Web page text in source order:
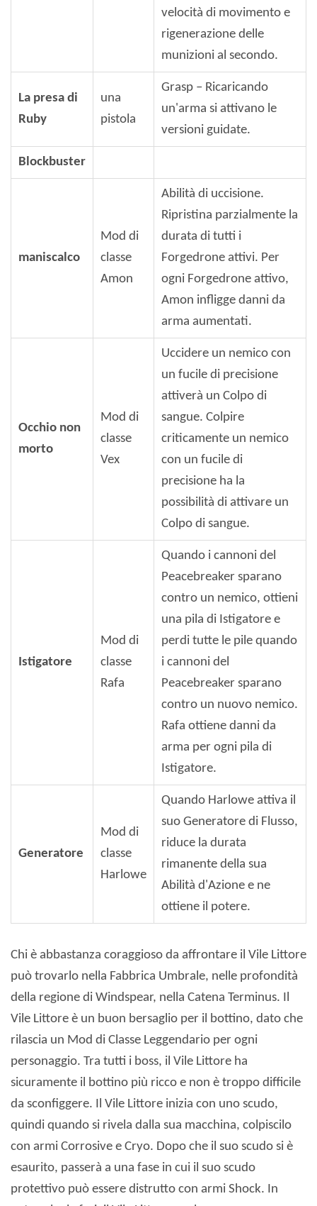
velocità di movimento e
rigenerazione delle
munizioni al secondo.
La presa di
Ruby
una
pistola
Grasp – Ricaricando
un'arma si attivano le
versioni guidate.
Blockbuster
maniscalco
Mod di
classe
Amon
Abilità di uccisione.
Ripristina parzialmente la
durata di tutti i
Forgedrone attivi. Per
ogni Forgedrone attivo,
Amon infligge danni da
arma aumentati.
Occhio non
morto
Mod di
classe
Vex
Uccidere un nemico con
un fucile di precisione
attiverà un Colpo di
sangue. Colpire
criticamente un nemico
con un fucile di
precisione ha la
possibilità di attivare un
Colpo di sangue.
Istigatore
Mod di
classe
Rafa
Quando i cannoni del
Peacebreaker sparano
contro un nemico, ottieni
una pila di Istigatore e
perdi tutte le pile quando
i cannoni del
Peacebreaker sparano
contro un nuovo nemico.
Rafa ottiene danni da
arma per ogni pila di
Istigatore.
Generatore
Mod di
classe
Harlowe
Quando Harlowe attiva il
suo Generatore di Flusso,
riduce la durata
rimanente della sua
Abilità d'Azione e ne
ottiene il potere.
Chi è abbastanza coraggioso da affrontare il Vile Littore
può trovarlo nella Fabbrica Umbrale, nelle profondità
della regione di Windspear, nella Catena Terminus. Il
Vile Littore è un buon bersaglio per il bottino, dato che
rilascia un Mod di Classe Leggendario per ogni
personaggio. Tra tutti i boss, il Vile Littore ha
sicuramente il bottino più ricco e non è troppo difficile
da sconfiggere. Il Vile Littore inizia con uno scudo,
quindi quando si rivela dalla sua macchina, colpiscilo
con armi Corrosive e Cryo. Dopo che il suo scudo si è
esaurito, passerà a una fase in cui il suo scudo
protettivo può essere distrutto con armi Shock. In